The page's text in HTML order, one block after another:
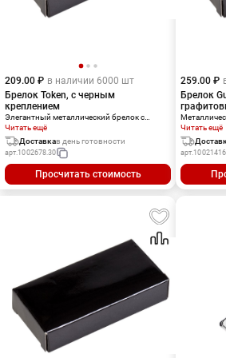
209.00 ₽ в наличии 6000 шт
Брелок Token, с черным
креплением
Элегантный металлический брелок с
креплением из искусственной кожи.
Читать ещё
Доставкав день готовности
арт.1002678.30
Просчитать стоимость
259.00 ₽
Брелок
вставкой
Читать ещё
арт.